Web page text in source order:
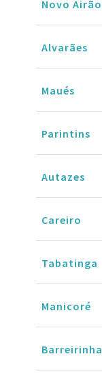
Novo Airão
Alvarães
Maués
Parintins
Autazes
Careiro
Tabatinga
Manicoré
Barreirinha